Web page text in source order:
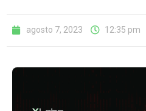
agosto 7, 2023 12:35 pm